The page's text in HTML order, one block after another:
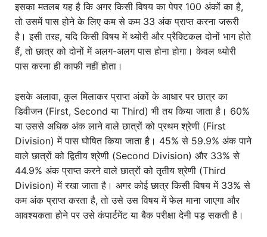
इसका मतलब यह है कि अगर किसी विषय का पेपर 100 अंकों का है,
तो उसमें पास होने के लिए कम से कम 33 अंक प्राप्त करना जरूरी
है। इसी तरह, यदि किसी विषय में थ्योरी और प्रैक्टिकल दोनों भाग होते
हैं, तो छात्र को दोनों में अलग-अलग पास होना होगा। केवल थ्योरी
पास करना ही काफी नहीं होता।
इसके अलावा, कुल मिलाकर प्राप्त अंकों के आधार पर छात्र का
डिवीजन (First, Second या Third) भी तय किया जाता है। 60%
या उससे अधिक अंक लाने वाले छात्रों को प्रथम श्रेणी (First
Division) में पास घोषित किया जाता है। 45% से 59.9% अंक पाने
वाले छात्रों को द्वितीय श्रेणी (Second Division) और 33% से
44.9% अंक प्राप्त करने वाले छात्रों को तृतीय श्रेणी (Third
Division) में रखा जाता है। अगर कोई छात्र किसी विषय में 33% से
कम अंक प्राप्त करता है, तो उसे उस विषय में फेल माना जाएगा और
आवश्यकता होने पर उसे कंपार्टमेंट या बैक परीक्षा देनी पड़ सकती है।